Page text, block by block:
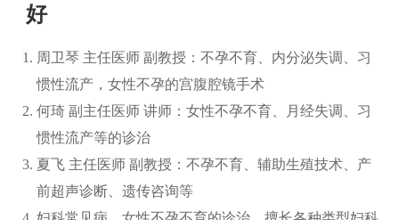
好
周卫琴 主任医师 副教授：不孕不育、内分泌失调、习
惯性流产，女性不孕的宫腹腔镜手术
何琦 副主任医师 讲师：女性不孕不育、月经失调、习
惯性流产等的诊治
夏飞 主任医师 副教授：不孕不育、辅助生殖技术、产
前超声诊断、遗传咨询等